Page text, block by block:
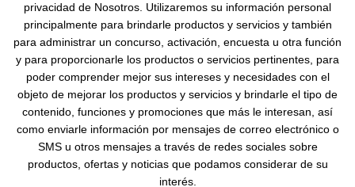
privacidad de Nosotros. Utilizaremos su información personal
principalmente para brindarle productos y servicios y también
para administrar un concurso, activación, encuesta u otra función
y para proporcionarle los productos o servicios pertinentes, para
poder comprender mejor sus intereses y necesidades con el
objeto de mejorar los productos y servicios y brindarle el tipo de
contenido, funciones y promociones que más le interesan, así
como enviarle información por mensajes de correo electrónico o
SMS u otros mensajes a través de redes sociales sobre
productos, ofertas y noticias que podamos considerar de su
interés.